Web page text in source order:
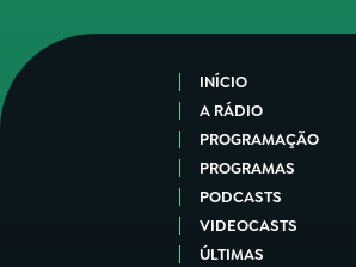
INÍCIO
A RÁDIO
PROGRAMAÇÃO
PROGRAMAS
PODCASTS
VIDEOCASTS
ÚLTIMAS